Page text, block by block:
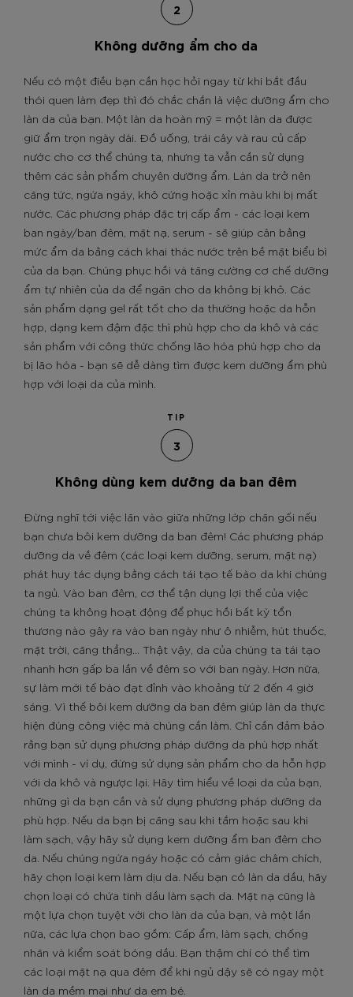
2
Không dưỡng ẩm cho da
Nếu có một điều bạn cần học hỏi ngay từ khi bắt đầu
thói quen làm đẹp thì đó chắc chắn là việc dưỡng ẩm cho
làn da của bạn. Một làn da hoàn mỹ = một làn da được
giữ ẩm trọn ngày dài. Đồ uống, trái cây và rau củ cấp
nước cho cơ thể chúng ta, nhưng ta vẫn cần sử dụng
thêm các sản phẩm chuyên dưỡng ẩm. Làn da trở nên
căng tức, ngứa ngáy, khô cứng hoặc xỉn màu khi bị mất
nước. Các phương pháp đặc trị cấp ẩm - các loại kem
ban ngày/ban đêm, mặt nạ, serum - sẽ giúp cân bằng
mức ẩm da bằng cách khai thác nước trên bề mặt biểu bì
của da bạn. Chúng phục hồi và tăng cường cơ chế dưỡng
ẩm tự nhiên của da để ngăn cho da không bị khô. Các
sản phẩm dạng gel rất tốt cho da thường hoặc da hỗn
hợp, dạng kem đậm đặc thì phù hợp cho da khô và các
sản phẩm với công thức chống lão hóa phù hợp cho da
bị lão hóa - bạn sẽ dễ dàng tìm được kem dưỡng ẩm phù
hợp với loại da của mình.
TIP
3
Không dùng kem dưỡng da ban đêm
Đừng nghĩ tới việc lăn vào giữa những lớp chăn gối nếu
bạn chưa bôi kem dưỡng da ban đêm! Các phương pháp
dưỡng da về đêm (các loại kem dưỡng, serum, mặt nạ)
phát huy tác dụng bằng cách tái tạo tế bào da khi chúng
ta ngủ. Vào ban đêm, cơ thể tận dụng lợi thế của việc
chúng ta không hoạt động để phục hồi bất kỳ tổn
thương nào gây ra vào ban ngày như ô nhiễm, hút thuốc,
mặt trời, căng thẳng... Thật vậy, da của chúng ta tái tạo
nhanh hơn gấp ba lần về đêm so với ban ngày. Hơn nữa,
sự làm mới tế bào đạt đỉnh vào khoảng từ 2 đến 4 giờ
sáng. Vì thế bôi kem dưỡng da ban đêm giúp làn da thực
hiện đúng công việc mà chúng cần làm. Chỉ cần đảm bảo
rằng bạn sử dụng phương pháp dưỡng da phù hợp nhất
với mình - ví dụ, đừng sử dụng sản phẩm cho da hỗn hợp
với da khô và ngược lại. Hãy tìm hiểu về loại da của bạn,
những gì da bạn cần và sử dụng phương pháp dưỡng da
phù hợp. Nếu da bạn bị căng sau khi tắm hoặc sau khi
làm sạch, vậy hãy sử dụng kem dưỡng ẩm ban đêm cho
da. Nếu chúng ngứa ngáy hoặc có cảm giác châm chích,
hãy chọn loại kem làm dịu da. Nếu bạn có làn da dầu, hãy
chọn loại có chứa tinh dầu làm sạch da. Mặt nạ cũng là
một lựa chọn tuyệt vời cho làn da của bạn, và một lần
nữa, các lựa chọn bao gồm: Cấp ẩm, làm sạch, chống
nhăn và kiểm soát bóng dầu. Bạn thậm chí có thể tìm
các loại mặt nạ qua đêm để khi ngủ dậy sẽ có ngay một
làn da mềm mại như da em bé.